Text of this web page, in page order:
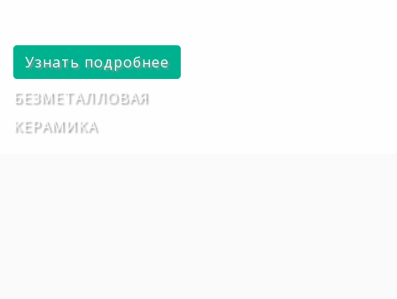
Узнать подробнее
БЕЗМЕТАЛЛОВАЯ
КЕРАМИКА